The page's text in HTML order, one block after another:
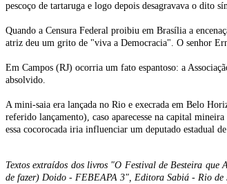
pescoço de tartaruga e logo depois desagravava o dito
Quando a Censura Federal proibiu em Brasília a
atriz deu um grito de "viva a Democracia". O senhor
Em Campos (RJ) ocorria um fato espantoso: a
absolvido.
A mini-saia era lançada no Rio e execrada em Belo
referido lançamento), caso aparecesse na capital
essa cocorocada iria influenciar um deputado
Textos extraídos dos livros "O Festival de Besteira
de fazer) Doido - FEBEAPA 3", Editora Sabiá - Rio de